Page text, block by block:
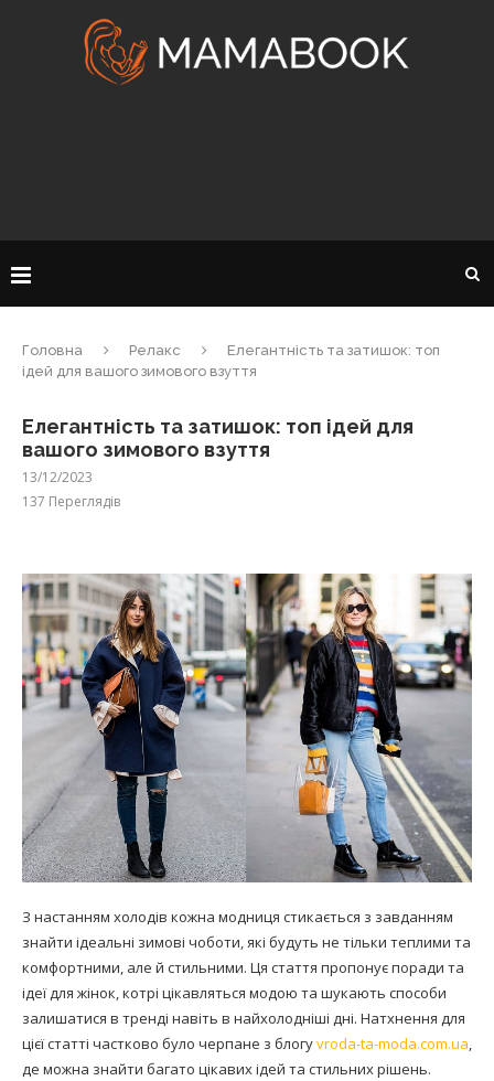
Головна Релакс
Елегантність та затишок: топ
ідей для вашого зимового взуття
Елегантність та затишок: топ ідей для
вашого зимового взуття
13/12/2023
137 Переглядів
З настанням холодів кожна модниця стикається з завданням
знайти ідеальні зимові чоботи, які будуть не тільки теплими та
комфортними, але й стильними. Ця стаття пропонує поради та
ідеї для жінок, котрі цікавляться модою та шукають способи
залишатися в тренді навіть в найхолодніші дні. Натхнення для
цієї статті частково було черпане з блогуvroda-ta-moda.com.ua,
де можна знайти багато цікавих ідей та стильних рішень.